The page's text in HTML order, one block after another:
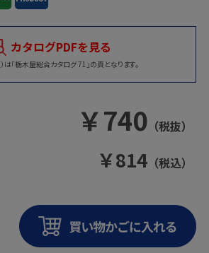
カタログPDFを見る
は「栃木屋総合カタログ 71」の頁となります。
￥740 （税抜）
￥814 （税込）